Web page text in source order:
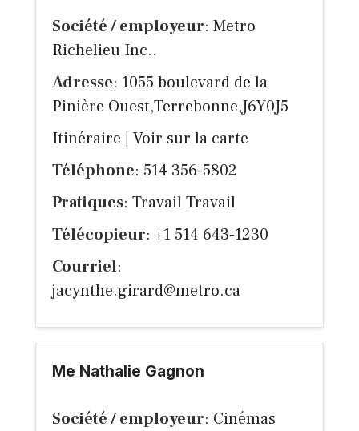
Société / employeur: Metro
Richelieu Inc..
Adresse: 1055 boulevard de la
Pinière Ouest,Terrebonne,J6Y0J5
Itinéraire
Voir sur la carte
Téléphone: 514 356-5802
Pratiques: Travail Travail
Télécopieur: +1 514 643-1230
Courriel:
jacynthe.girard@metro.ca
Me Nathalie Gagnon
Société / employeur: Cinémas